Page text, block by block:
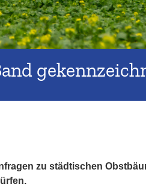
zu städtischen